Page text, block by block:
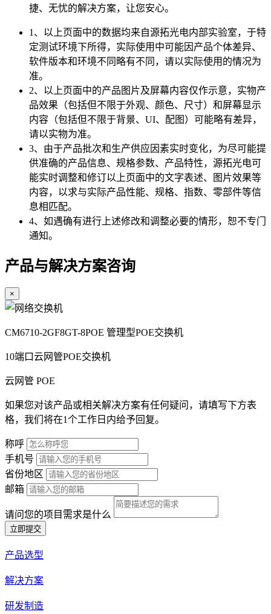
捷、无忧的解决方案，让您安心。
1、以上页面中的数据均来自源拓光电内部实验室，于特
定测试环境下所得，实际使用中可能因产品个体差异、
软件版本和环境不同略有不同，请以实际使用的情况为
准。
2、以上页面中的产品图片及屏幕内容仅作示意，实物产
品效果（包括但不限于外观、颜色、尺寸）和屏幕显示
内容（包括但不限于背景、UI、配图）可能略有差异，
请以实物为准。
3、由于产品批次和生产供应因素实时变化，为尽可能提
供准确的产品信息、规格参数、产品特性，源拓光电可
能实时调整和修订以上页面中的文字表述、图片效果等
内容，以求与实际产品性能、规格、指数、零部件等信
息相匹配。
4、如遇确有进行上述修改和调整必要的情形，恕不专门
通知。
产品与解决方案咨询
×
CM6710-2GF8GT-8POE 管理型POE交换机
10端口云网管POE交换机
云网管 POE
如果您对该产品或相关解决方案有任何疑问，请填写下方表
格，我们将在1个工作日内给予回复。
称呼
手机号
省份地区
邮箱
请问您的项目需求是什么
立即提交
产品选型
解决方案
研发制造